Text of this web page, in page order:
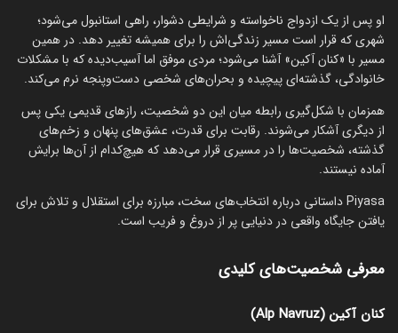
او پس از یک ازدواج ناخواسته و شرایطی دشوار، راهی استانبول می‌شود؛
شهری که قرار است مسیر زندگی‌اش را برای همیشه تغییر دهد. در همین
مسیر با «کنان آکین» آشنا می‌شود؛ مردی موفق اما آسیب‌دیده که با مشکلات
خانوادگی، گذشته‌ای پیچیده و بحران‌های شخصی دست‌وپنجه نرم می‌کند.
همزمان با شکل‌گیری رابطه میان این دو شخصیت، رازهای قدیمی یکی پس
از دیگری آشکار می‌شوند. رقابت برای قدرت، عشق‌های پنهان و زخم‌های
گذشته، شخصیت‌ها را در مسیری قرار می‌دهد که هیچ‌کدام از آن‌ها برایش
آماده نیستند.
Piyasa داستانی درباره انتخاب‌های سخت، مبارزه برای استقلال و تلاش برای
یافتن جایگاه واقعی در دنیایی پر از دروغ و فریب است.
معرفی شخصیت‌های کلیدی
کنان آکین (Alp Navruz)